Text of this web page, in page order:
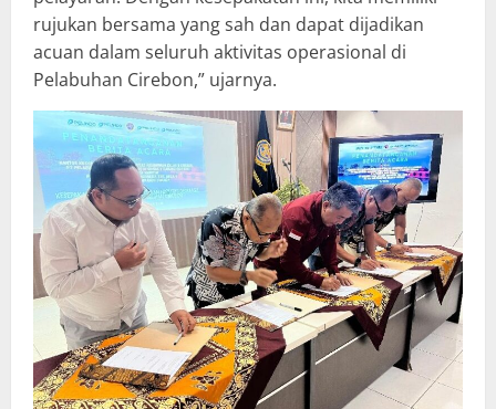
rujukan bersama yang sah dan dapat dijadikan
acuan dalam seluruh aktivitas operasional di
Pelabuhan Cirebon,” ujarnya.